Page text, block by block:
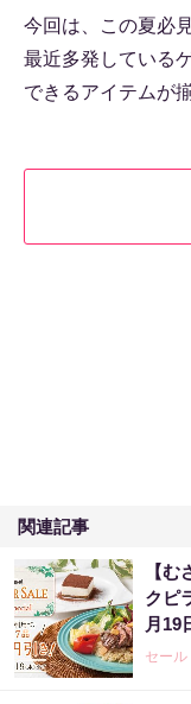
今回は、この夏必
最近多発している
できるアイテムが
関連記事
【
クピ
月19
セール